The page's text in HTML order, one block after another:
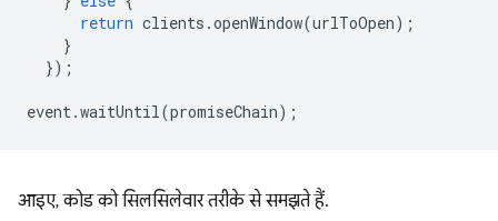
return clients .openWindow(urlToOpen);
}
});
event.waitUntil(promiseChain);
आइए, कोड को सिलसिलेवार तरीके से समझते हैं.